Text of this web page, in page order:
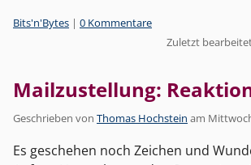
Kategorien:
Bits'n'Bytes | 0 Kommentare
Zuletzt
Mailzustellung:
Geschrieben von Thomas Hochstein am
Es geschehen noch Zeichen und